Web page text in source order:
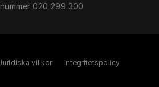
020 299 300
villkor Integritetspolicy